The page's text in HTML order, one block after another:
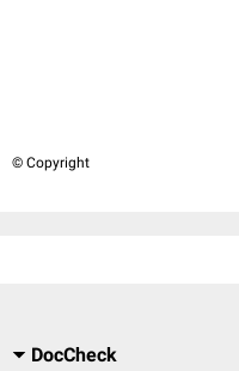
© Copyright
DocCheck